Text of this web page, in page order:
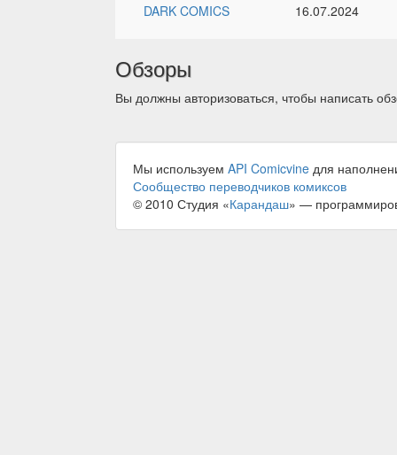
DARK COMICS
16.07.2024
Обзоры
Вы должны авторизоваться, чтобы написать
Мы используем API Comicvine для
Сообщество переводчиков комиксов
© 2010 Студия «Карандаш» —